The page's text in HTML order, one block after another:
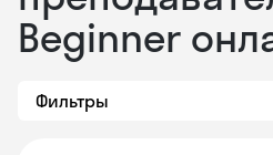
Beginner
Фильтры